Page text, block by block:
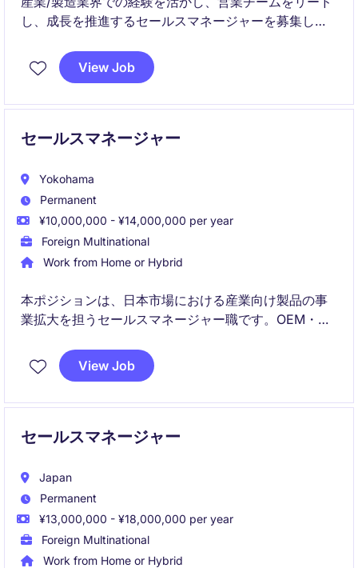
し、成長を推進するセールスマネージャーを募集して
売上目標達成を目指します。
View Job
セールスマネージャー
Yokohama
Permanent
¥10,000,000 - ¥14,000,000 per year
Foreign Multinational
Work from Home or Hybrid
本ポジションは、日本市場における産業向け製品の事
業拡大を担うセールスマネージャー職です。OEM・代
立案から実行までをリードいただきます。
View Job
セールスマネージャー
Japan
Permanent
¥13,000,000 - ¥18,000,000 per year
Foreign Multinational
Work from Home or Hybrid